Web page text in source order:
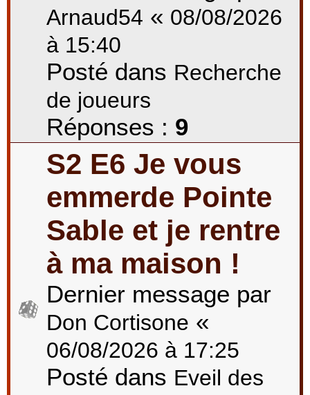
Arnaud54 « 08/08/2026
à 15:40
Posté dans Recherche
de joueurs
Réponses : 9
S2 E6 Je vous
emmerde Pointe
Sable et je rentre
à ma maison !
Dernier message par
Don Cortisone «
06/08/2026 à 17:25
Posté dans Eveil des